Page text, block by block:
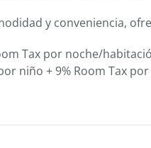
y conveniencia,
Tax por noche/
niño + 9% Room Tax